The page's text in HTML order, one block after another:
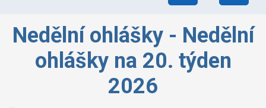
Nedělní ohlášky - Nedělní
ohlášky na 20. týden
2026